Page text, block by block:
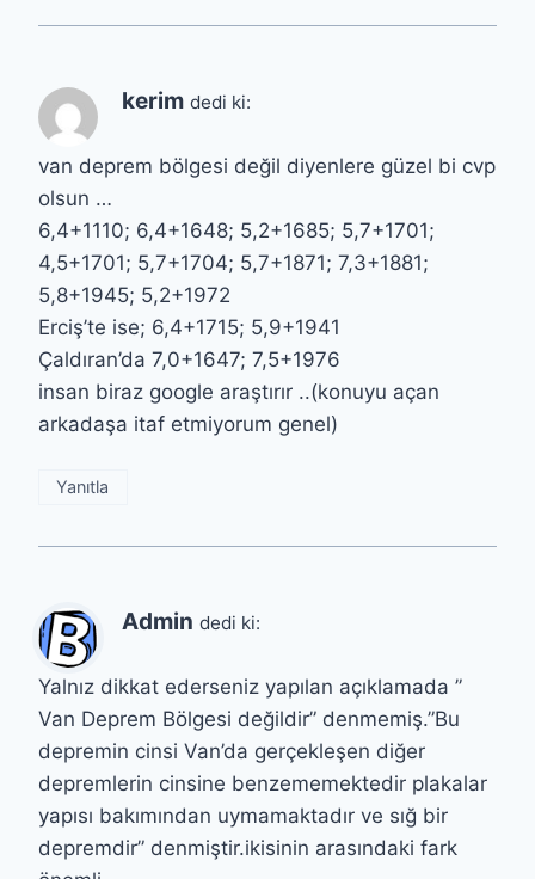
kerim dedi ki:
van deprem bölgesi değil diyenlere güzel bi cvp
olsun …
6,4+1110; 6,4+1648; 5,2+1685; 5,7+1701;
4,5+1701; 5,7+1704; 5,7+1871; 7,3+1881;
5,8+1945; 5,2+1972
Erciş’te ise; 6,4+1715; 5,9+1941
Çaldıran’da 7,0+1647; 7,5+1976
insan biraz google araştırır ..(konuyu açan
arkadaşa itaf etmiyorum genel)
Yanıtla
Admin dedi ki:
Yalnız dikkat ederseniz yapılan açıklamada ”
Van Deprem Bölgesi değildir” denmemiş.”Bu
depremin cinsi Van’da gerçekleşen diğer
depremlerin cinsine benzememektedir plakalar
yapısı bakımından uymamaktadır ve sığ bir
depremdir” denmiştir.ikisinin arasındaki fark